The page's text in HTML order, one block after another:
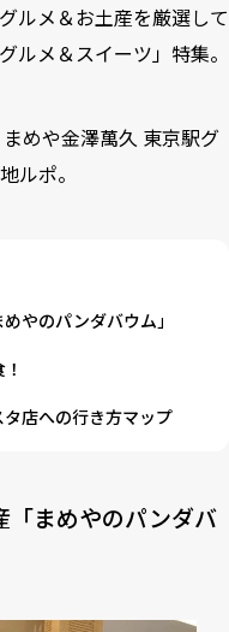
ルメ＆お土産を厳選して
ルメ＆スイーツ」特集。
めや金澤萬久 東京駅グ
ルポ。
やのパンダバウム」
タ店への行き方マップ
「まめやのパンダバ